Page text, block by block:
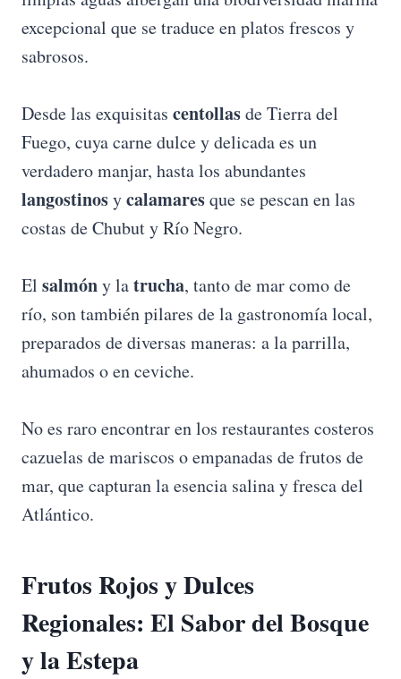
excepcional que se traduce en platos frescos y
sabrosos.
Desde las exquisitas centollasde Tierra del
Fuego, cuya carne dulce y delicada es un
verdadero manjar, hasta los abundantes
langostinosycalamaresque se pescan en las
costas de Chubut y Río Negro.
El salmóny latrucha, tanto de mar como de
río, son también pilares de la gastronomía local,
preparados de diversas maneras: a la parrilla,
ahumados o en ceviche.
No es raro encontrar en los restaurantes costeros
cazuelas de mariscos o empanadas de frutos de
mar, que capturan la esencia salina y fresca del
Atlántico.
Frutos Rojos y Dulces
Regionales: El Sabor del Bosque
y la Estepa